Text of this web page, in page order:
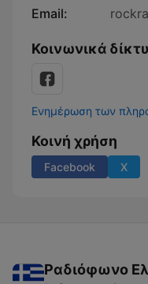
Email:
Κοινωνικά
Ενημέρωση των
Κοινή χρήση
Facebook X
Ραδιόφωνο